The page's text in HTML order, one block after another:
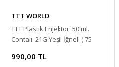
TTT WORLD
TTT Plastik Enjektör. 50 ml.
Contalı. 21G Yeşil İğneli ( 75
990,00 TL